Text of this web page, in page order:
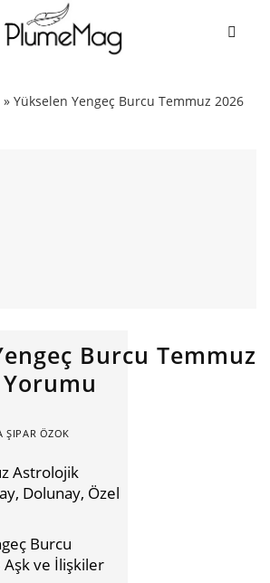
» Yükselen Yengeç Burcu Temmuz 2026
Burcu Temmuz
Yorumu
ŞIPAR ÖZOK
Astrolojik
Dolunay, Özel
Burcu
ve İlişkiler